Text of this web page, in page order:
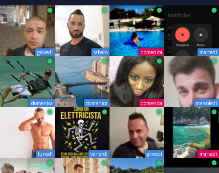
giovedì sabato domenica martedì
domenica domenica domenica mercoledì
lunedì venerdì giovedì martedì